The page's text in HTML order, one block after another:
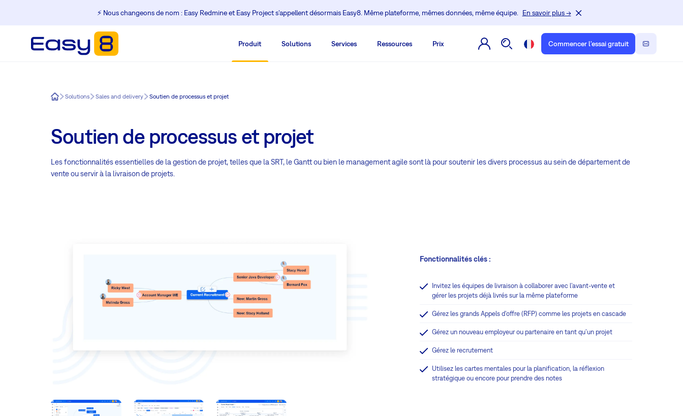
⚡️ Nous changeons de nom : Easy Redmine et Easy Project s'appellent désormais Easy8. Même plateforme, mêmes données, même équipe. En savoir plus →
Produit Solutions Services Ressources Prix Commencer l'essai gratuit
Easy8Solutions Sales and delivery Soutien de processus et projet
Soutien de processus et projet
Les fonctionnalités essentielles de la gestion de projet, telles que la SRT, le Gantt ou bien le management agile sont là pour soutenir les divers processus au sein de département de
vente ou servir à la livraison de projets.
Fonctionnalités clés :
Invitez les équipes de livraison à collaborer avec l’avant-vente et
gérer les projets déjà livrés sur la même plateforme
Gérez les grands Appels d’offre (RFP) comme les projets en cascade
Gérez un nouveau employeur ou partenaire en tant qu’un projet
Gérez le recrutement
Utilisez les cartes mentales pour la planification, la réflexion
stratégique ou encore pour prendre des notes